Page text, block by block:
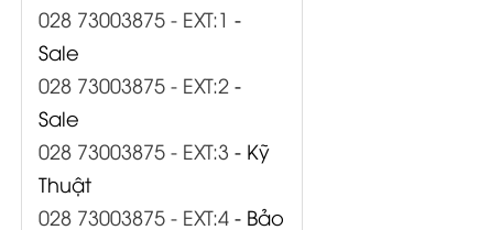
028 73003875 - EXT:1 -
Sale
028 73003875 - EXT:2 -
Sale
028 73003875 - EXT:3 - Kỹ
Thuật
028 73003875 - EXT:4 - Bảo